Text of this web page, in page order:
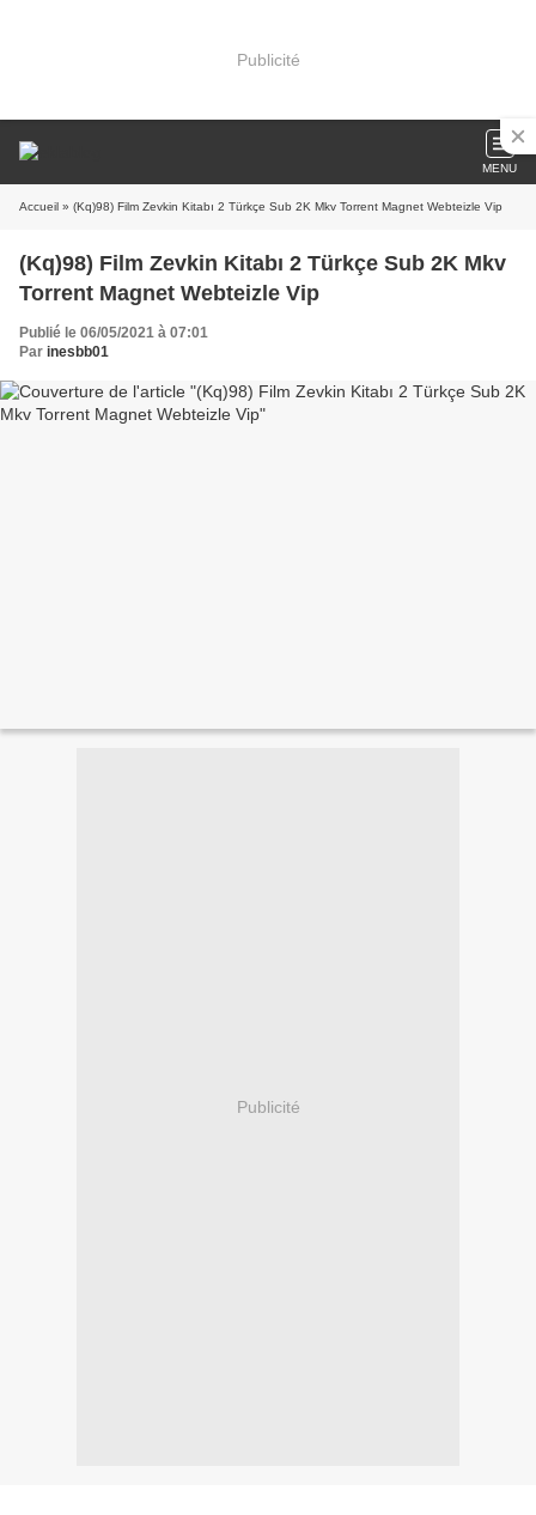
Publicité
MENU
Accueil » (Kq)98) Film Zevkin Kitabı 2 Türkçe Sub 2K Mkv Torrent Magnet Webteizle Vip
(Kq)98) Film Zevkin Kitabı 2 Türkçe Sub 2K Mkv
Torrent Magnet Webteizle Vip
Publié le 06/05/2021 à 07:01
Par inesbb01
Publicité